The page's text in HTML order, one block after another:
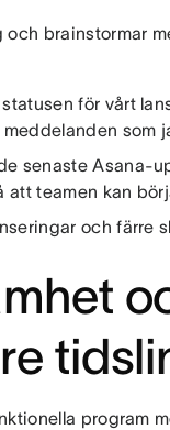
och brainstormar
statusen för vårt
som
senaste Asana-
att teamen kan
och färre
program